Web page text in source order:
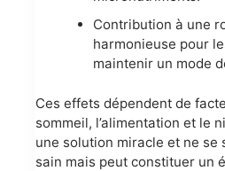
Contribution à une
harmonieuse pour
maintenir un mode
Ces effets dépendent de
sommeil, l’alimentation et le
une solution miracle et ne se
sain mais peut constituer un